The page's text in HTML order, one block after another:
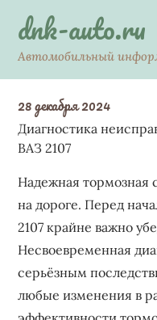
contentdnk-auto.ru
Автомобильный
28 декабря 2024
Диагностика
ВАЗ 2107
Надежная тормозная
на дороге. Перед
2107 крайне важно
Несвоевременная
серьёзным
любые изменения в